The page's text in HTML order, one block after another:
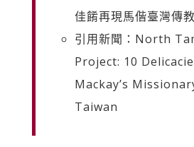
佳餚再現馬偕臺灣傳
引用新聞：North
Project: 10
Mackay’s
Taiwan